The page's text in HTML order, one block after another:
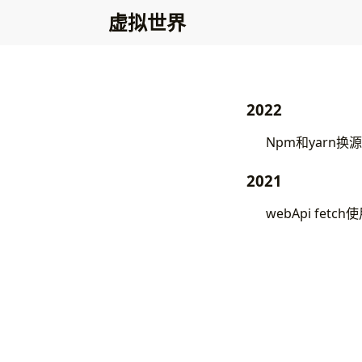
虚拟世界
2022
Npm和yarn换源
2021
webApi fetch使